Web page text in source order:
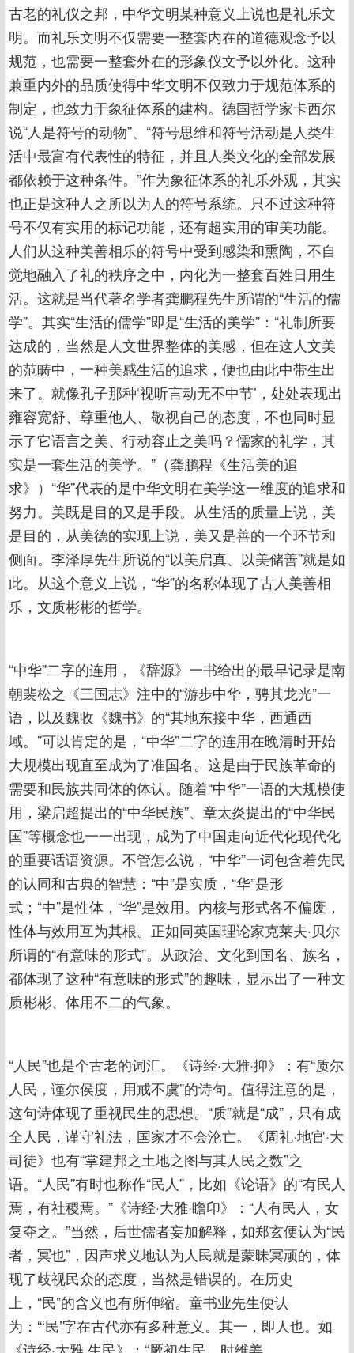
古老的礼仪之邦，中华文明某种意义上说也是礼乐文
明。而礼乐文明不仅需要一整套内在的道德观念予以
规范，也需要一整套外在的形象仪文予以外化。这种
兼重内外的品质使得中华文明不仅致力于规范体系的
制定，也致力于象征体系的建构。德国哲学家卡西尔
说“人是符号的动物”、“符号思维和符号活动是人类生
活中最富有代表性的特征，并且人类文化的全部发展
都依赖于这种条件。”作为象征体系的礼乐外观，其实
也正是这种人之所以为人的符号系统。只不过这种符
号不仅有实用的标记功能，还有超实用的审美功能。
人们从这种美善相乐的符号中受到感染和熏陶，不自
觉地融入了礼的秩序之中，内化为一整套百姓日用生
活。这就是当代著名学者龚鹏程先生所谓的“生活的儒
学”。其实“生活的儒学”即是“生活的美学”：“礼制所要
达成的，当然是人文世界整体的美感，但在这人文美
的范畴中，一种美感生活的追求，便也由此中带生出
来了。就像孔子那种‘视听言动无不中节’，处处表现出
雍容宽舒、尊重他人、敬视自己的态度，不也同时显
示了它语言之美、行动容止之美吗？儒家的礼学，其
实是一套生活的美学。”（龚鹏程《生活美的追
求》）“华”代表的是中华文明在美学这一维度的追求和
努力。美既是目的又是手段。从生活的质量上说，美
是目的，从美德的实现上说，美又是善的一个环节和
侧面。李泽厚先生所说的“以美启真、以美储善”就是如
此。从这个意义上说，“华”的名称体现了古人美善相
乐，文质彬彬的哲学。
“中华”二字的连用，《辞源》一书给出的最早记录是南
朝裴松之《三国志》注中的“游步中华，骋其龙光”一
语，以及魏收《魏书》的“其地东接中华，西通西
域。”可以肯定的是，“中华”二字的连用在晚清时开始
大规模出现直至成为了准国名。这是由于民族革命的
需要和民族共同体的体认。随着“中华”一语的大规模使
用，梁启超提出的“中华民族”、章太炎提出的“中华民
国”等概念也一一出现，成为了中国走向近代化现代化
的重要话语资源。不管怎么说，“中华”一词包含着先民
的认同和古典的智慧：“中”是实质，“华”是形
式；“中”是性体，“华”是效用。内核与形式各不偏废，
性体与效用互为其根。正如同英国理论家克莱夫·贝尔
所谓的“有意味的形式”。从政治、文化到国名、族名，
都体现了这种“有意味的形式”的趣味，显示出了一种文
质彬彬、体用不二的气象。
“人民”也是个古老的词汇。《诗经·大雅·抑》：有“质尔
人民，谨尔侯度，用戒不虞”的诗句。值得注意的是，
这句诗体现了重视民生的思想。“质”就是“成”，只有成
全人民，谨守礼法，国家才不会沦亡。《周礼·地官·大
司徒》也有“掌建邦之土地之图与其人民之数”之
语。“人民”有时也称作“民人”，比如《论语》的“有民人
焉，有社稷焉。”《诗经·大雅·瞻卬》：“人有民人，女
复夺之。”当然，后世儒者妄加解释，如郑玄便认为“民
者，冥也”，因声求义地认为人民就是蒙昧冥顽的，体
现了歧视民众的态度，当然是错误的。在历史
上，“民”的含义也有所伸缩。童书业先生便认
为：“‘民’字在古代亦有多种意义。其一，即人也。如